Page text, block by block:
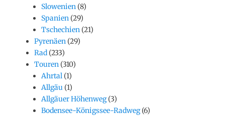
Slowenien (8)
Spanien (29)
Tschechien (21)
Pyrenäen (29)
Rad (233)
Touren (310)
Ahrtal (1)
Allgäu (1)
Allgäuer Höhenweg(3)
Bodensee-Königssee-Radweg(6)